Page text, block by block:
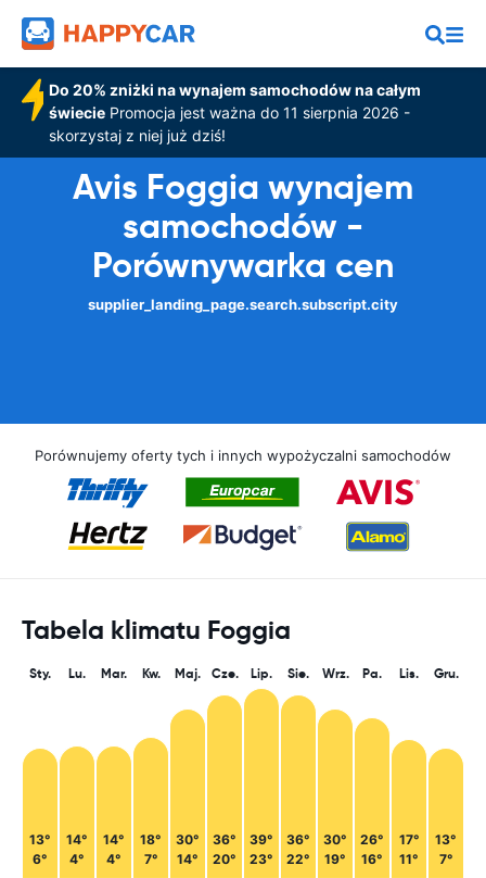
Do 20% zniżki na wynajem samochodów na całym
świeciePromocja jest ważna do 11 sierpnia 2026 -
skorzystaj z niej już dziś!
Avis Foggia wynajem
samochodów -
Porównywarka cen
supplier_landing_page.search.subscript.city
Porównujemy oferty tych i innych wypożyczalni samochodów
Tabela klimatu Foggia
Sty.
13°
6°
Lu.
14°
4°
Mar.
14°
4°
Kw.
18°
7°
Maj.
30°
14°
Cze.
36°
20°
Lip.
39°
23°
Sie.
36°
22°
Wrz.
30°
19°
Pa.
26°
16°
Lis.
17°
11°
Gru.
13°
7°